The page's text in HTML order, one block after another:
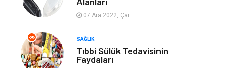
Güzellik Finans & Ekonomi
Maden ve Metal
Bahçe Ev İnternet
07 Ara 2022, Çar
SAĞLIK
Tıbbi Sülük Tedavisinin
Faydaları